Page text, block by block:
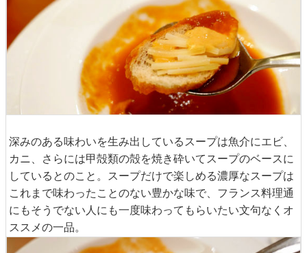
深みのある味わいを生み出しているスープは魚介にエビ、
カニ、さらには甲殻類の殻を焼き砕いてスープのベースに
しているとのこと。スープだけで楽しめる濃厚なスープは
これまで味わったことのない豊かな味で、フランス料理通
にもそうでない人にも一度味わってもらいたい文句なくオ
ススメの一品。